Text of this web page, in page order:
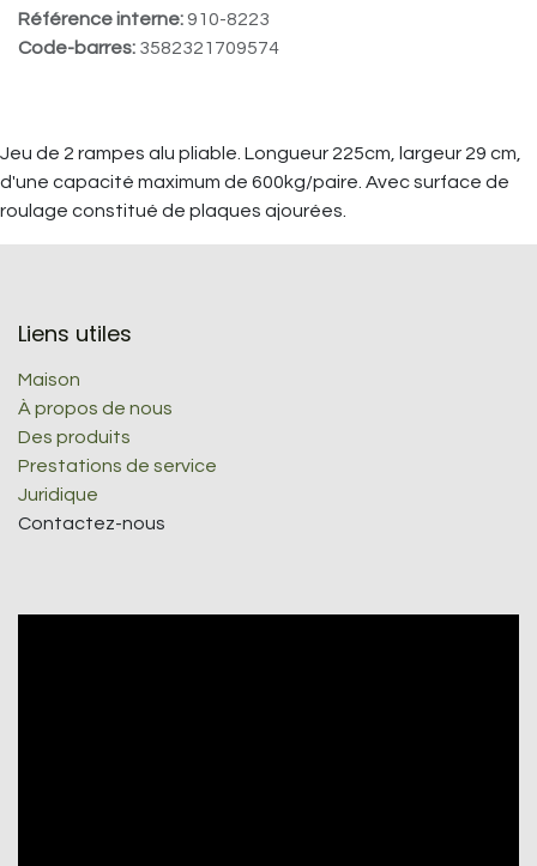
Référence interne: 910-8223
Code-barres: 3582321709574
Jeu de 2 rampes alu pliable. Longueur 225cm, largeur 29 cm,
d'une capacité maximum de 600kg/paire. Avec surface de
roulage constitué de plaques ajourées.
Liens utiles
Maison
À propos de nous
Des produits
Prestations de service
Juridique
Contactez-nous